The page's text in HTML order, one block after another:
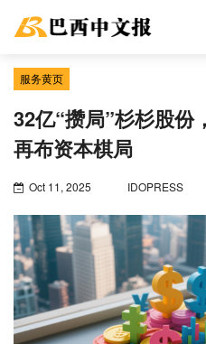
服务黄页
32亿“攒局”杉杉股份
再布资本棋局
Oct 11, 2025 IDOPRESS